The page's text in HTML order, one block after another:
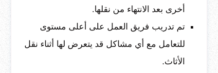
أخرى بعد الانتهاء من نقلها.
تم تدريب فريق العمل على أعلى مستوى
للتعامل مع أي مشاكل قد يتعرض لها أثناء نقل
الأثاث.